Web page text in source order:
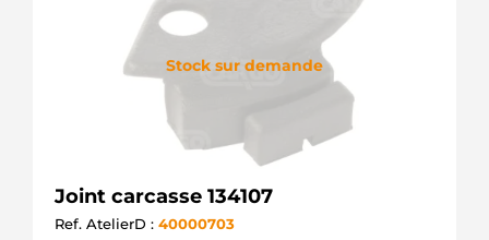
Stock sur demande
Joint carcasse 134107
Ref. AtelierD : 40000703